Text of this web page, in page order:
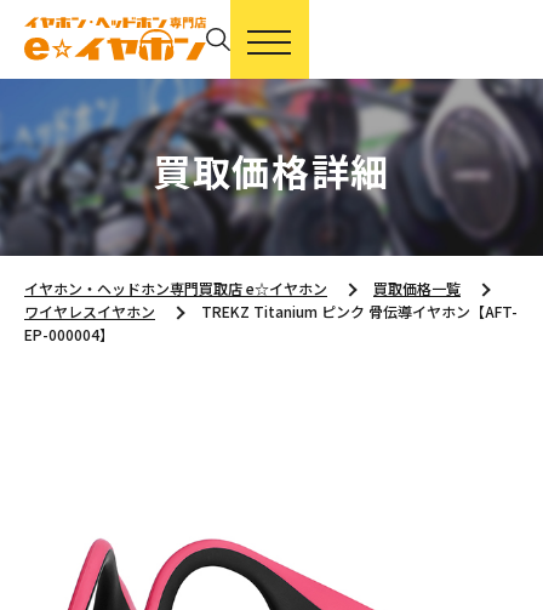
買取価格詳細
イヤホン・ヘッドホン専門買取店 e☆イヤホン
買取価格一覧
ワイヤレスイヤホン
TREKZ Titanium ピンク 骨伝導イヤホン【AFT-
EP-000004】